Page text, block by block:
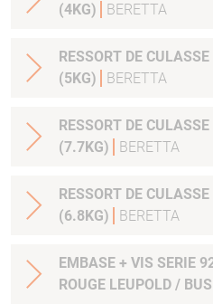
(4KG)
BERETTA
RESSORT DE
(5KG)
BERETTA
RESSORT DE
(7.7KG)
BERETTA
RESSORT DE
(6.8KG)
BERETTA
EMBASE + VIS SERIE 92 / M9
ROUGE LEUPOLD /